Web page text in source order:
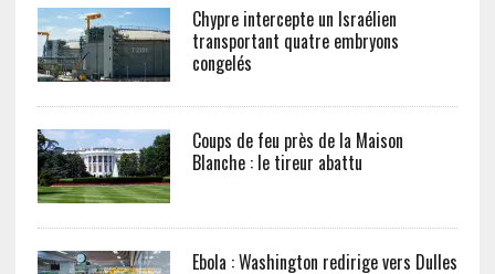
Chypre intercepte un Israélien
transportant quatre embryons
congelés
Coups de feu près de la Maison
Blanche : le tireur abattu
Ebola : Washington redirige vers Dulles